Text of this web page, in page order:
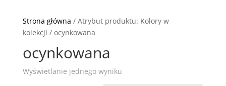
Strona główna / Atrybut produktu: Kolory w
kolekcji / ocynkowana
ocynkowana
Wyświetlanie jednego wyniku